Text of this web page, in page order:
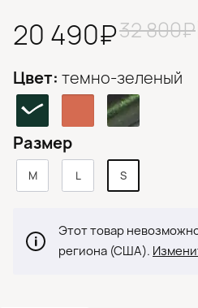
20 490₽32 800₽
Цвет: темно-зеленый
Размер
M L S
Этот товар
региона (США).